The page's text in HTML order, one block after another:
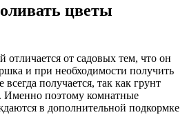
цветы
отличается от садовых тем, что он
и при необходимости получить
получается, так как грунт
поэтому комнатные
в дополнительной подкормке